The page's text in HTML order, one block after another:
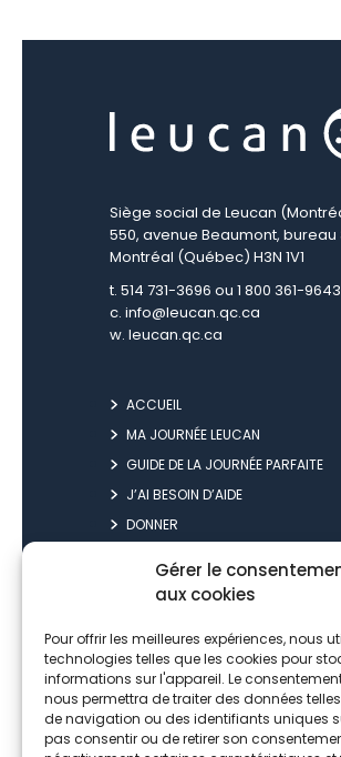
Gérer le
aux cookies
Pour offrir les meilleures expériences, nous
technologies telles que les cookies pour
informations sur l'appareil. Le
nous permettra de traiter des données
de navigation ou des identifiants uniques
pas consentir ou de retirer son
Siège social de Leucan
550, avenue Beaumont, bureau
Montréal (Québec) H3N 1V1
t. 514 731-3696 ou 1 800 361-9643
c. info@leucan.qc.ca
w. leucan.qc.ca
ACCUEIL
MA JOURNÉE LEUCAN
GUIDE DE LA JOURNÉE PARFAITE
J’AI BESOIN D’AIDE
DONNER
CONDITIONS D’UTILISATION
ME CONNECTER